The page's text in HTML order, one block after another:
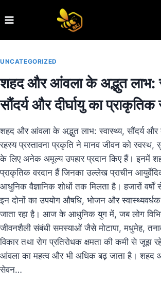
to
BEE KEEPING
UNCATEGORIZED
शहद और आंवला के अद्भुत लाभ:
सौंदर्य और दीर्घायु का
शहद और आंवला के अद्भुत लाभ: स्वास्थ्य, सौंदर्य और
रहस्य प्रस्तावना प्रकृति ने मानव जीवन को स्वस्थ,
के लिए अनेक अमूल्य उपहार प्रदान किए हैं। इनमें
प्राकृतिक वरदान हैं जिनका उल्लेख प्राचीन
आधुनिक वैज्ञानिक शोधों तक मिलता है। हजारों
इन दोनों का उपयोग औषधि, भोजन और
जाता रहा है। आज के आधुनिक युग में, जब लोग
जीवनशैली संबंधी समस्याओं जैसे मोटापा, मधुमेह,
विकार तथा रोग प्रतिरोधक क्षमता की कमी से जूझ
आंवला का महत्व और भी अधिक बढ़ जाता है। शहद
सेवन…